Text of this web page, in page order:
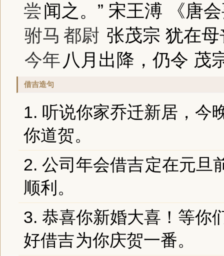
尝闻之。” 宋王溥 《唐
驸马 都尉 张茂宗 犹在
今年 八月出降，仍令 茂
借吉造句
1. 听说你家乔迁新居，今
你道贺。
2. 公司年会借吉定在元旦
顺利。
3. 恭喜你新婚大喜！等你
好借吉为你庆贺一番。